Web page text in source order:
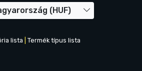
(HUF)
lista Termék típus lista